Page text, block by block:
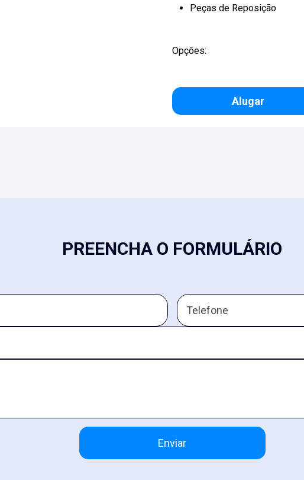
Peças de Reposição
Opções:
Alugar
PREENCHA O FORMULÁRIO